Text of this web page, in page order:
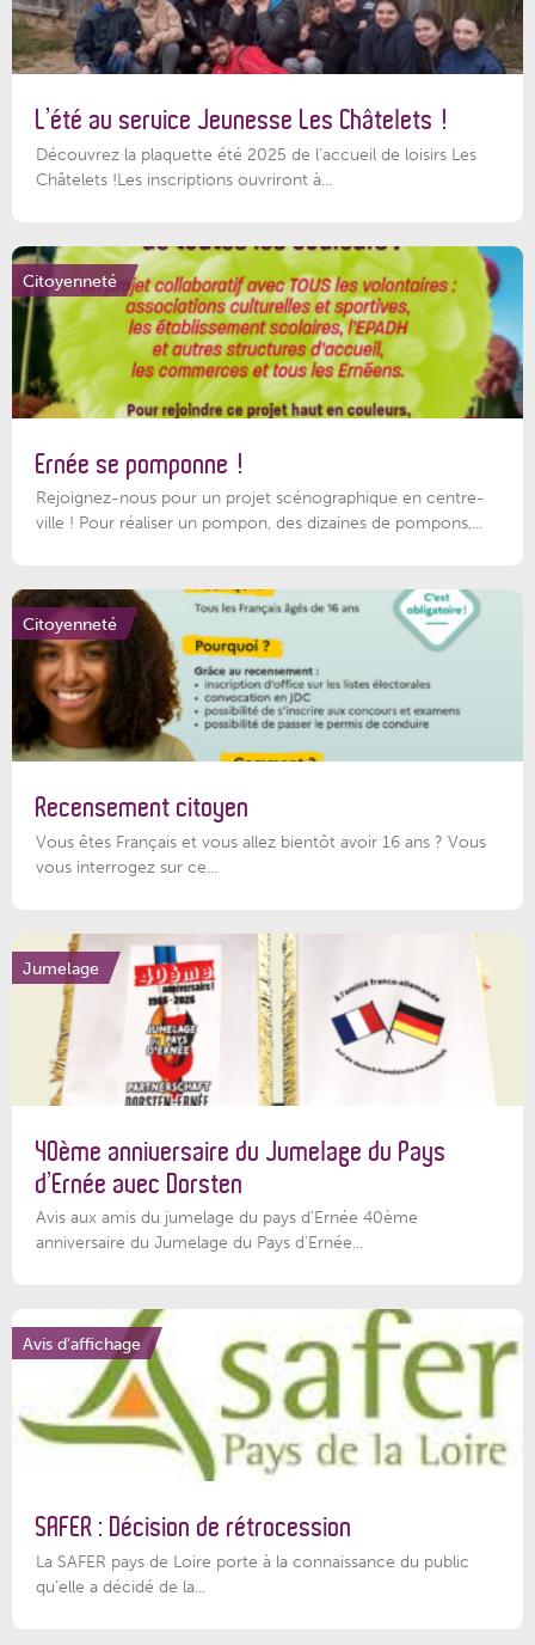
L’été au service Jeunesse Les Châtelets !
Découvrez la plaquette été 2025 de l’accueil de loisirs Les
Châtelets !Les inscriptions ouvriront à...
Citoyenneté
Ernée se pomponne !
Rejoignez-nous pour un projet scénographique en centre-
ville ! Pour réaliser un pompon, des dizaines de pompons,...
Citoyenneté
Recensement citoyen
Vous êtes Français et vous allez bientôt avoir 16 ans ? Vous
vous interrogez sur ce...
Jumelage
40ème anniversaire du Jumelage du Pays
d’Ernée avec Dorsten
Avis aux amis du jumelage du pays d'Ernée 40ème
anniversaire du Jumelage du Pays d'Ernée...
Avis d'affichage
SAFER : Décision de rétrocession
La SAFER pays de Loire porte à la connaissance du public
qu’elle a décidé de la...